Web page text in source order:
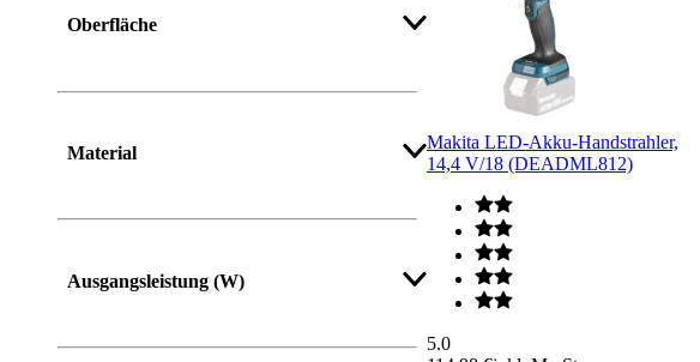
Oberfläche
Material
Ausgangsleistung (W)
Makita LED-Akku-Handstrahler,
14,4 V/18 (DEADML812)
5.0